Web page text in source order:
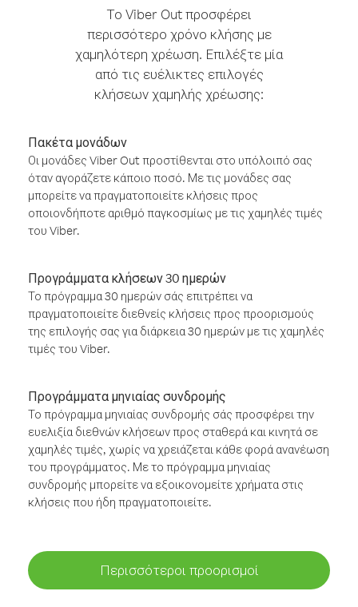
Το Viber Out προσφέρει
περισσότερο χρόνο κλήσης με
χαμηλότερη χρέωση. Επιλέξτε μία
από τις ευέλικτες επιλογές
κλήσεων χαμηλής χρέωσης:
Πακέτα μονάδων
Οι μονάδες Viber Out προστίθενται στο υπόλοιπό σας
όταν αγοράζετε κάποιο ποσό. Με τις μονάδες σας
μπορείτε να πραγματοποιείτε κλήσεις προς
οποιονδήποτε αριθμό παγκοσμίως με τις χαμηλές τιμές
του Viber.
Προγράμματα κλήσεων 30 ημερών
Το πρόγραμμα 30 ημερών σάς επιτρέπει να
πραγματοποιείτε διεθνείς κλήσεις προς προορισμούς
της επιλογής σας για διάρκεια 30 ημερών με τις χαμηλές
τιμές του Viber.
Προγράμματα μηνιαίας συνδρομής
Το πρόγραμμα μηνιαίας συνδρομής σάς προσφέρει την
ευελιξία διεθνών κλήσεων προς σταθερά και κινητά σε
χαμηλές τιμές, χωρίς να χρειάζεται κάθε φορά ανανέωση
του προγράμματος. Με το πρόγραμμα μηνιαίας
συνδρομής μπορείτε να εξοικονομείτε χρήματα στις
κλήσεις που ήδη πραγματοποιείτε.
Περισσότεροι προορισμοί